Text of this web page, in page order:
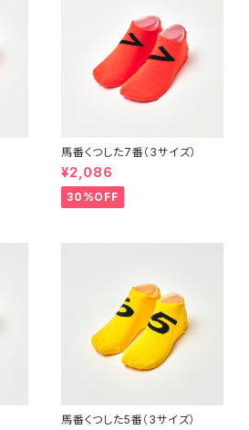
馬番くつした7番（3サイズ）
¥2,086
30%OFF
馬番くつした5番（3サイズ）